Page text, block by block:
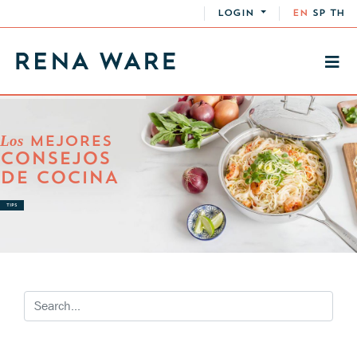
LOGIN EN SP TH
Los MEJORES
CONSEJOS
DE COCINA
TIPS